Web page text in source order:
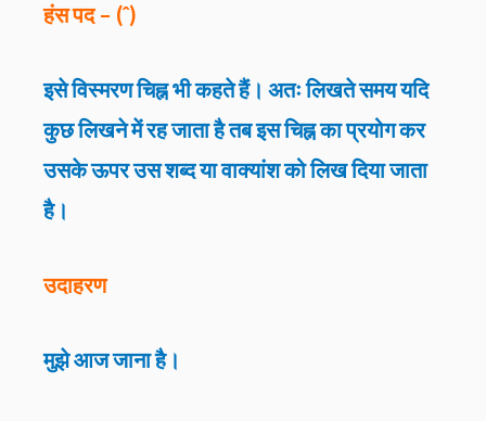
हंस पद – (ˆ)
इसे विस्मरण चिह्न भी कहते हैं। अतः लिखते समय यदि
कुछ लिखने में रह जाता है तब इस चिह्न का प्रयोग कर
उसके ऊपर उस शब्द या वाक्यांश को लिख दिया जाता
है।
उदाहरण
मुझे आज जाना है।